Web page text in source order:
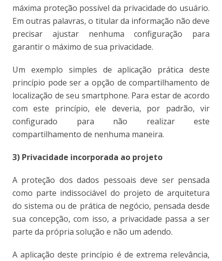
máxima proteção possível da privacidade do usuário.
Em outras palavras, o titular da informação não deve
precisar ajustar nenhuma configuração para
garantir o máximo de sua privacidade.
Um exemplo simples de aplicação prática deste
princípio pode ser a opção de compartilhamento de
localização de seu smartphone. Para estar de acordo
com este princípio, ele deveria, por padrão, vir
configurado para não realizar este
compartilhamento de nenhuma maneira.
3) Privacidade incorporada ao projeto
A proteção dos dados pessoais deve ser pensada
como parte indissociável do projeto de arquitetura
do sistema ou de prática de negócio, pensada desde
sua concepção, com isso, a privacidade passa a ser
parte da própria solução e não um adendo.
A aplicação deste princípio é de extrema relevância,